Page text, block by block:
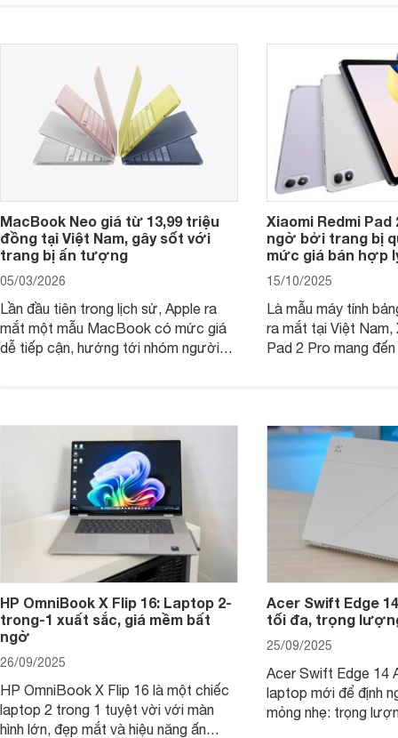
MacBook đáng cân nhắc dành cho
MacBook Neo giá từ 13,99 triệu
đồng tại Việt Nam, gây sốt với
trang bị ấn tượng
05/03/2026
Lần đầu tiên trong lịch sử, Apple ra
mắt một mẫu MacBook có mức giá
dễ tiếp cận, hướng tới nhóm người
hút sự quan tâm lớn từ thị trường.
Xiaomi Redmi Pad
ngờ bởi trang bị
mức giá bán hợp
15/10/2025
Là mẫu máy tính
ra mắt tại Việt Nam,
Pad 2 Pro mang
HP OmniBook X Flip 16: Laptop 2-
trong-1 xuất sắc, giá mềm bất
ngờ
26/09/2025
HP OmniBook X Flip 16 là một chiếc
laptop 2 trong 1 tuyệt vời với màn
hình lớn, đẹp mắt và hiệu năng ấn
Acer Swift Edge
tối đa, trọng
25/09/2025
Acer Swift Edge 14
laptop mới để định
mỏng nhẹ: trọng